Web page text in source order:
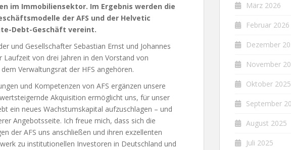
im Immobiliensektor. Im Ergebnis werden die
der AFS und der Helvetic
Debt-Geschäft vereint.
und Gesellschafter Sebastian Ernst und Johannes
von drei Jahren in den Vorstand von
Verwaltungsrat der HFS angehören.
und Kompetenzen von AFS ergänzen unsere
Akquisition ermöglicht uns, für unser
ein neues Wachstumskapital aufzuschlagen – und
Angebotsseite. Ich freue mich, dass sich die
der AFS uns anschließen und ihren exzellenten
zu institutionellen Investoren in Deutschland und
März 2026
Februar 2026
Dezember
November
Oktober 2025
September
August 2025
Juli 2025